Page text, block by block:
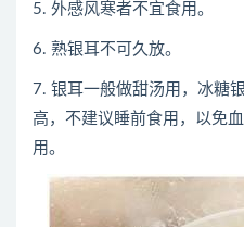
5. 外感风寒者不宜食用。
6. 熟银耳不可久放。
7. 银耳一般做甜汤用，冰糖
高，不建议睡前食用，以免
用。